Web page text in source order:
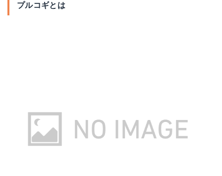
プルコギとは